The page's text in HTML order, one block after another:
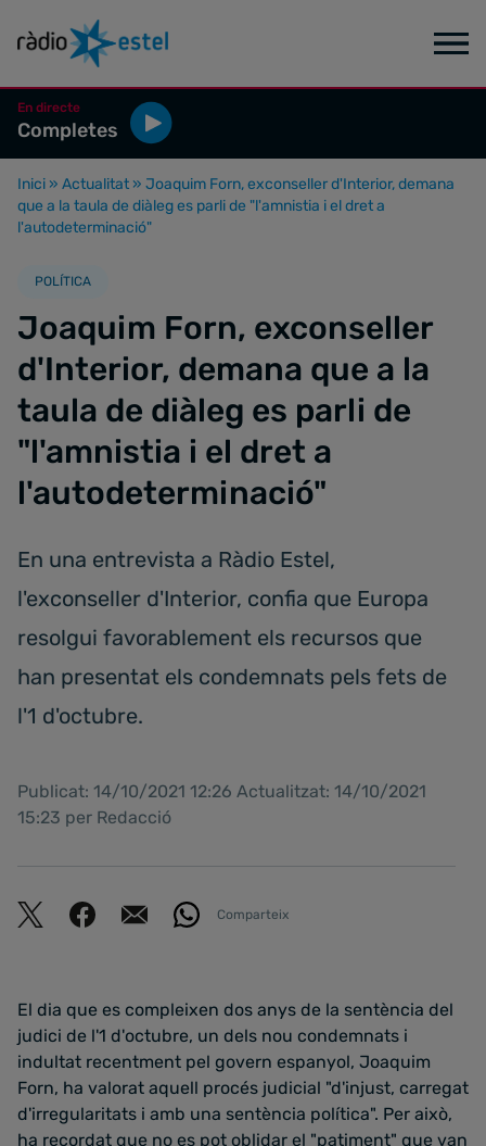
En directe
Completes
Inici » Actualitat » Joaquim Forn, exconseller d'Interior, demana
que a la taula de diàleg es parli de "l'amnistia i el dret a
l'autodeterminació"
POLÍTICA
Joaquim Forn, exconseller
d'Interior, demana que a la
taula de diàleg es parli de
"l'amnistia i el dret a
l'autodeterminació"
En una entrevista a Ràdio Estel,
l'exconseller d'Interior, confia que Europa
resolgui favorablement els recursos que
han presentat els condemnats pels fets de
l'1 d'octubre.
Publicat: 14/10/2021 12:26 Actualitzat: 14/10/2021
15:23 per Redacció
Comparteix
El dia que es compleixen dos anys de la sentència del
judici de l'1 d'octubre, un dels nou condemnats i
indultat recentment pel govern espanyol, Joaquim
Forn, ha valorat aquell procés judicial "d'injust, carregat
d'irregularitats i amb una sentència política". Per això,
ha recordat que no es pot oblidar el "patiment" que van